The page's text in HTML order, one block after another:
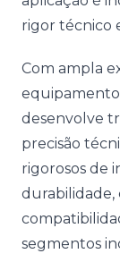
rigor técnico
Com ampla
desenvolve
precisão
rigorosos de
durabilidade,
segmentos